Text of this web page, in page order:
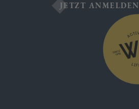
JETZT ANMELDEN